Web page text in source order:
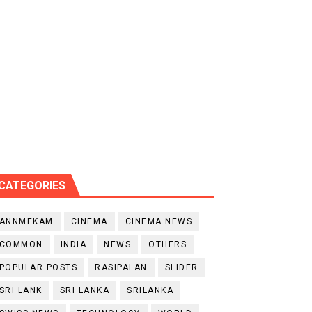
ANNMEKAM CINEMA CINEMA NEWS
COMMON INDIA NEWS OTHERS
POPULAR POSTS RASIPALAN SLIDER
SRI LANK SRI LANKA SRILANKA